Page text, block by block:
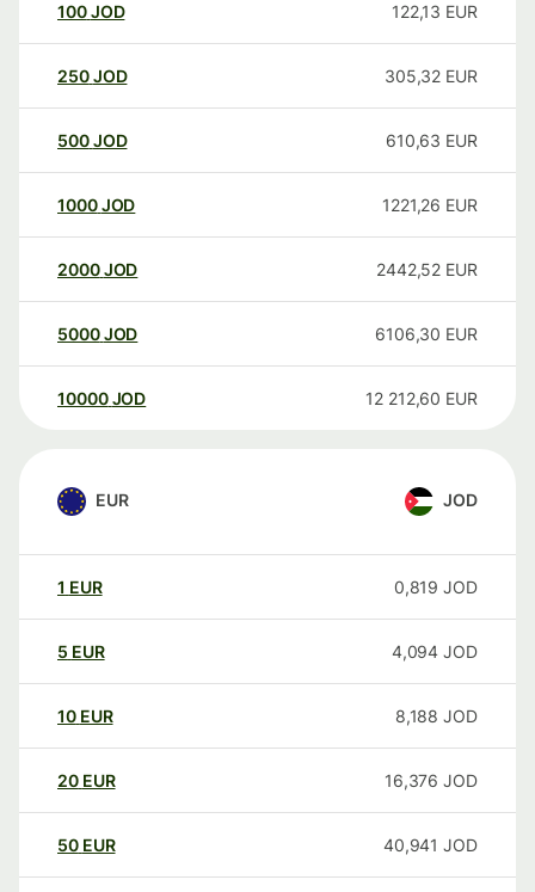
100JOD 122,13 EUR
250JOD 305,32 EUR
500JOD 610,63 EUR
1000JOD 1221,26 EUR
2000JOD 2442,52 EUR
5000JOD 6106,30 EUR
10000 JOD 12 212,60 EUR
EUR JOD
1 EUR 0,819 JOD
5 EUR 4,094 JOD
10 EUR 8,188 JOD
20 EUR 16,376 JOD
50 EUR 40,941 JOD